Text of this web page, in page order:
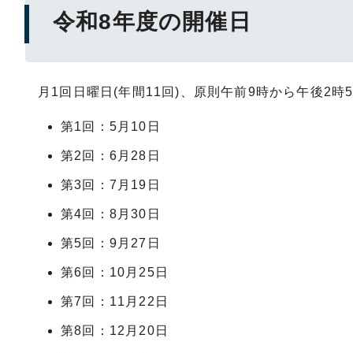
令和8年度の開催日
月1回日曜日(年間11回)、原則午前9時から午後2時
第1回：5月10日
第2回：6月28日
第3回：7月19日
第4回：8月30日
第5回：9月27日
第6回：10月25日
第7回：11月22日
第8回：12月20日